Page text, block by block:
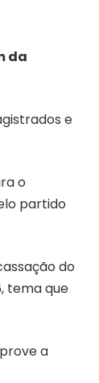
da
e
o
partido
do
tema que
a